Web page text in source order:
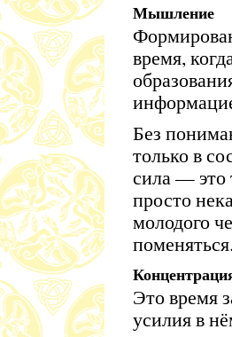
Мышление
время,
Без
только в
сила — это
просто
молодого
поменяться.
Это время
усилия в